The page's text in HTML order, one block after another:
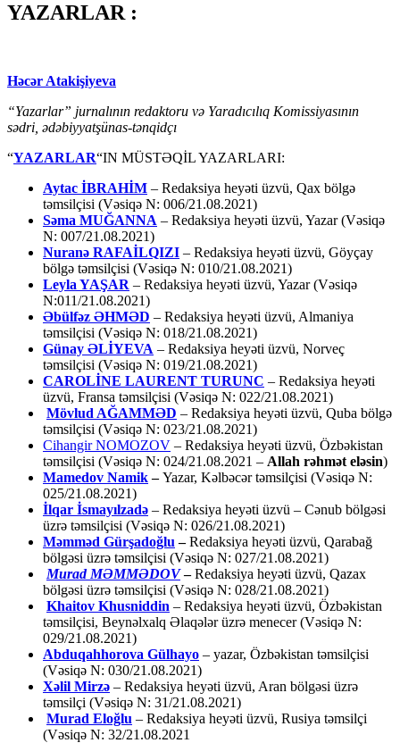
YAZARLAR :
Həcər Atakişiyeva
“Yazarlar” jurnalının redaktoru və Yaradıcılıq Komissiyasının
sədri, ədəbiyyatşünas-tənqidçı
“YAZARLAR“IN MÜSTƏQİL YAZARLARI:
Aytac İBRAHİM – Redaksiya heyəti üzvü, Qax bölgə
təmsilçisi (Vəsiqə N: 006/21.08.2021)
Səma MUĞANNA – Redaksiya heyəti üzvü, Yazar (Vəsiqə
N: 007/21.08.2021)
Nuranə RAFAİLQIZI – Redaksiya heyəti üzvü, Göyçay
bölgə təmsilçisi (Vəsiqə N: 010/21.08.2021)
Leyla YAŞAR – Redaksiya heyəti üzvü, Yazar (Vəsiqə
N:011/21.08.2021)
Əbülfəz ƏHMƏD – Redaksiya heyəti üzvü, Almaniya
təmsilçisi (Vəsiqə N: 018/21.08.2021)
Günay ƏLİYEVA – Redaksiya heyəti üzvü, Norveç
təmsilçisi (Vəsiqə N: 019/21.08.2021)
CAROLİNE LAURENT TURUNC – Redaksiya heyəti
üzvü, Fransa təmsilçisi (Vəsiqə N: 022/21.08.2021)
Mövlud AĞAMMƏD – Redaksiya heyəti üzvü, Quba bölgə
təmsilçisi (Vəsiqə N: 023/21.08.2021)
Cihangir NOMOZOV – Redaksiya heyəti üzvü, Özbəkistan
təmsilçisi (Vəsiqə N: 024/21.08.2021 – Allah rəhmət eləsin)
Mamedov Namik–Yazar, Kəlbəcər təmsilçisi (Vəsiqə N:
025/21.08.2021)
İlqar İsmayılzadə – Redaksiya heyəti üzvü – Cənub bölgəsi
üzrə təmsilçisi (Vəsiqə N: 026/21.08.2021)
Məmməd Gürşadoğlu –Redaksiya heyəti üzvü, Qarabağ
bölgəsi üzrə təmsilçisi (Vəsiqə N: 027/21.08.2021)
Murad MƏMMƏDOV –Redaksiya heyəti üzvü, Qazax
bölgəsi üzrə təmsilçisi (Vəsiqə N: 028/21.08.2021)
Khaitov Khusniddin – Redaksiya heyəti üzvü, Özbəkistan
təmsilçisi, Beynəlxalq Əlaqələr üzrə menecer (Vəsiqə N:
029/21.08.2021)
Abduqahhorova Gülhayo – yazar, Özbəkistan təmsilçisi
(Vəsiqə N: 030/21.08.2021)
Xəlil Mirzə – Redaksiya heyəti üzvü, Aran bölgəsi üzrə
təmsilçi (Vəsiqə N: 31/21.08.2021)
Murad Eloğlu – Redaksiya heyəti üzvü, Rusiya təmsilçi
(Vəsiqə N: 32/21.08.2021